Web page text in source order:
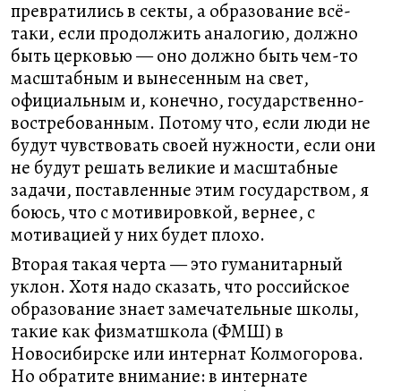
превратились в секты, а образование всё-
таки, если продолжить аналогию, должно
быть церковью — оно должно быть чем-то
масштабным и вынесенным на свет,
официальным и, конечно, государственно-
востребованным. Потому что, если люди не
будут чувствовать своей нужности, если они
не будут решать великие и масштабные
задачи, поставленные этим государством, я
боюсь, что с мотивировкой, вернее, с
мотивацией у них будет плохо.
Вторая такая черта — это гуманитарный
уклон. Хотя надо сказать, что российское
образование знает замечательные школы,
такие как физматшкола (ФМШ) в
Новосибирске или интернат Колмогорова.
Но обратите внимание: в интернате